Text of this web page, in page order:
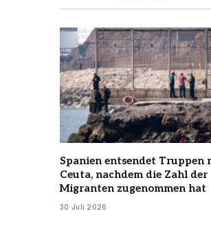
Spanien entsendet Truppen
Ceuta, nachdem die Zahl der
Migranten zugenommen hat
30 Juli 2026